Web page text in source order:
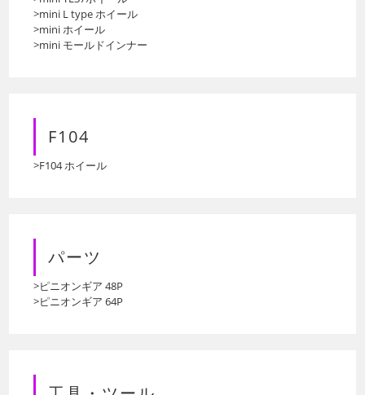
>mini L type ホイール
>mini ホイール
>mini モールドインナー
F104
>F104 ホイール
パーツ
>ピニオンギア 48P
>ピニオンギア 64P